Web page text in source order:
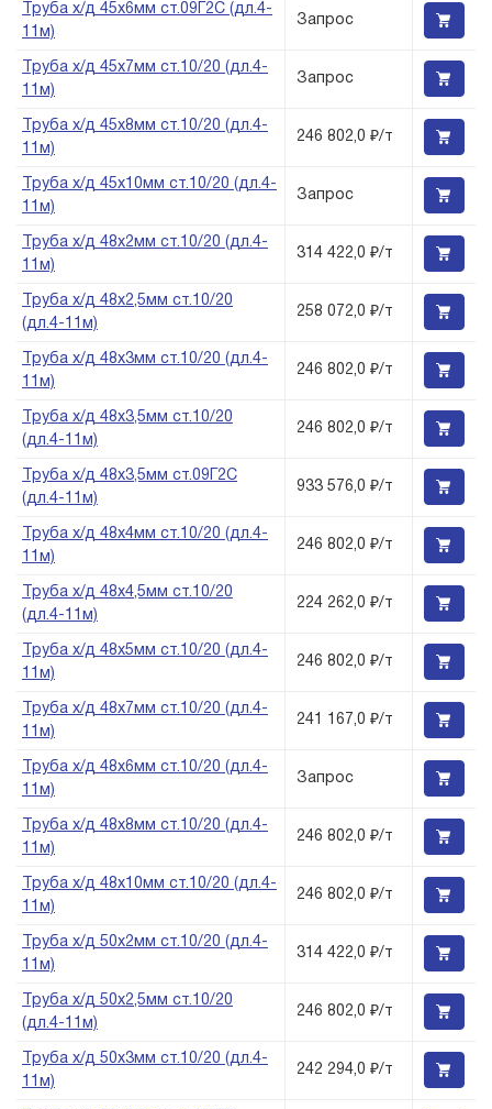
Труба х/д 45х6мм ст.09Г2С (дл.4-
11м)
Запрос
Труба х/д 45х7мм ст.10/20 (дл.4-
11м)
Запрос
Труба х/д 45х8мм ст.10/20 (дл.4-
11м)
246 802,0 ₽/т
Труба х/д 45х10мм ст.10/20 (дл.4-
11м)
Запрос
Труба х/д 48х2мм ст.10/20 (дл.4-
11м)
314 422,0 ₽/т
Труба х/д 48х2,5мм ст.10/20
(дл.4-11м)
258 072,0 ₽/т
Труба х/д 48х3мм ст.10/20 (дл.4-
11м)
246 802,0 ₽/т
Труба х/д 48х3,5мм ст.10/20
(дл.4-11м)
246 802,0 ₽/т
Труба х/д 48х3,5мм ст.09Г2С
(дл.4-11м)
933 576,0 ₽/т
Труба х/д 48х4мм ст.10/20 (дл.4-
11м)
246 802,0 ₽/т
Труба х/д 48х4,5мм ст.10/20
(дл.4-11м)
224 262,0 ₽/т
Труба х/д 48х5мм ст.10/20 (дл.4-
11м)
246 802,0 ₽/т
Труба х/д 48х7мм ст.10/20 (дл.4-
11м)
241 167,0 ₽/т
Труба х/д 48х6мм ст.10/20 (дл.4-
11м)
Запрос
Труба х/д 48х8мм ст.10/20 (дл.4-
11м)
246 802,0 ₽/т
Труба х/д 48х10мм ст.10/20 (дл.4-
11м)
246 802,0 ₽/т
Труба х/д 50х2мм ст.10/20 (дл.4-
11м)
314 422,0 ₽/т
Труба х/д 50х2,5мм ст.10/20
(дл.4-11м)
246 802,0 ₽/т
Труба х/д 50х3мм ст.10/20 (дл.4-
11м)
242 294,0 ₽/т